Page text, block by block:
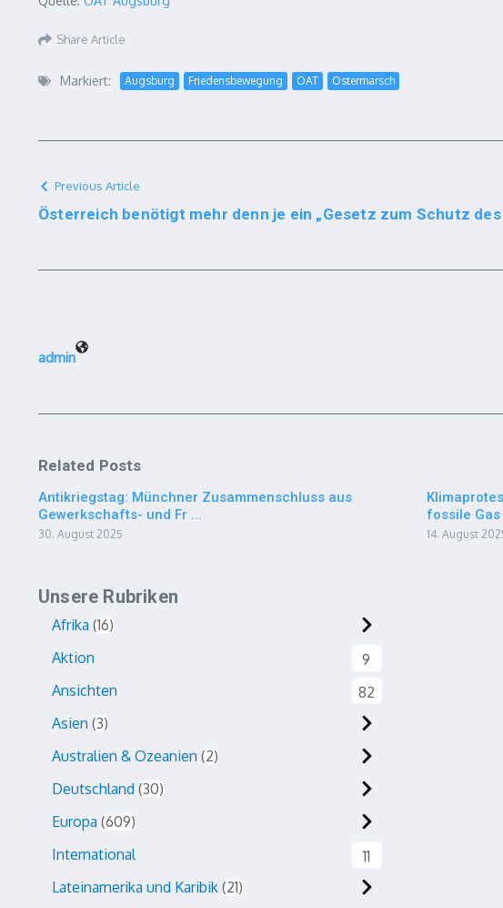
Share Article
Markiert: Augsburg Friedensbewegung OAT Ostermarsch
Previous Article
Österreich benötigt mehr denn je ein „Gesetz zum Schutz des
admin
Related Posts
Antikriegstag: Münchner Zusammenschluss aus
Gewerkschafts- und Fr ...
30. August 2025
fossile Gas
14. August
Unsere Rubriken
Afrika 16
Aktion
9
Ansichten
82
Asien 3
Australien & Ozeanien 2
Deutschland 30
Europa 609
International
11
Lateinamerika und Karibik 21